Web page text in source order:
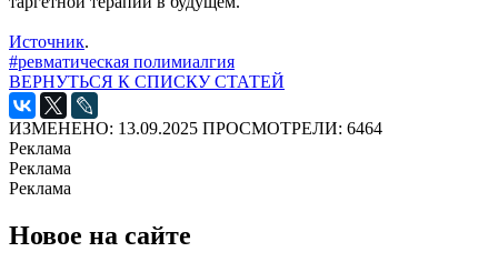
Источник.
#ревматическая полимиалгия
ВЕРНУТЬСЯ К СПИСКУ СТАТЕЙ
ИЗМЕНЕНО: 13.09.2025 ПРОСМОТРЕЛИ: 6464
Реклама
Реклама
Реклама
Новое на сайте